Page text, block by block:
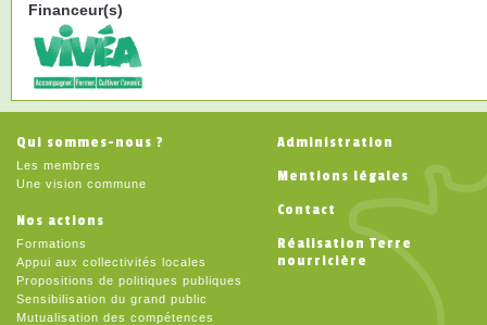
Financeur(s)
Qui sommes-nous ?
Les membres
Une vision commune
Nos actions
Formations
Appui aux collectivités locales
Propositions de politiques publiques
Sensibilisation du grand public
Mutualisation des compétences
Administration
Mentions légales
Contact
Réalisation Terre
nourricière